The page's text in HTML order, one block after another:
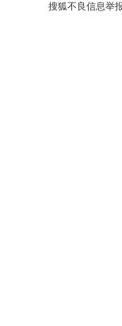
搜狐不良信息举